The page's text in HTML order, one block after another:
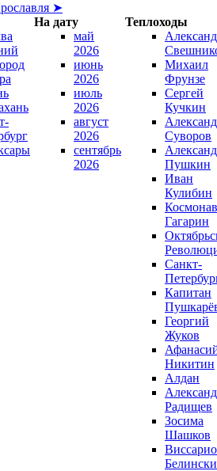
➤
На дату
Теплоходы
май
2026
июнь
2026
июль
2026
август
2026
сентябрь
2026
Михаил
Фрунзе
Сергей
Кучкин
Суворов
Пушкин
Иван
Кулибин
Гагарин
Санкт-
Капитан
Георгий
Жуков
Никитин
Алдан
Радищев
Зосима
Шашков